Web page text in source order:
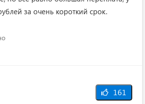
за очень короткий срок.
161